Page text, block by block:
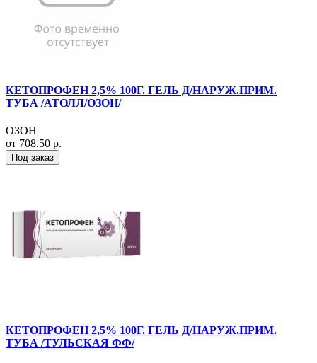
КЕТОПРОФЕН 2,5% 100Г. ГЕЛЬ Д/НАРУЖ.ПРИМ.
ТУБА /АТОЛЛ/ОЗОН/
ОЗОН
от 708.50 р.
Под заказ
КЕТОПРОФЕН 2,5% 100Г. ГЕЛЬ Д/НАРУЖ.ПРИМ.
ТУБА /ТУЛЬСКАЯ ФФ/